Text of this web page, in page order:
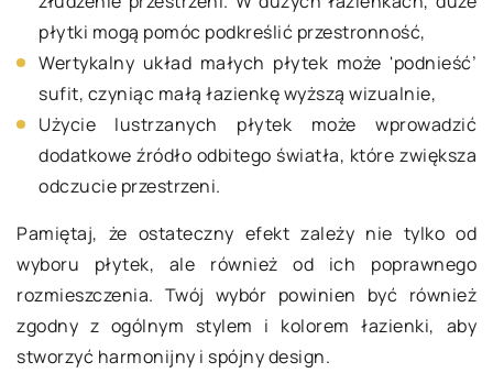
płytki mogą pomóc podkreślić przestronność,
Wertykalny układ małych płytek może 'podnieść’
sufit, czyniąc małą łazienkę wyższą wizualnie,
Użycie lustrzanych płytek może wprowadzić
dodatkowe źródło odbitego światła, które zwiększa
odczucie przestrzeni.
Pamiętaj, że ostateczny efekt zależy nie tylko od
wyboru płytek, ale również od ich poprawnego
rozmieszczenia. Twój wybór powinien być również
zgodny z ogólnym stylem i kolorem łazienki, aby
stworzyć harmonijny i spójny design.